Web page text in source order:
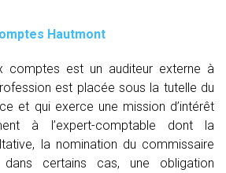
Hautmont
comptes est un auditeur externe à
est placée sous la tutelle du
et qui exerce une mission d’intérêt
à l’expert-comptable dont la
la nomination du commissaire
certains cas, une obligation